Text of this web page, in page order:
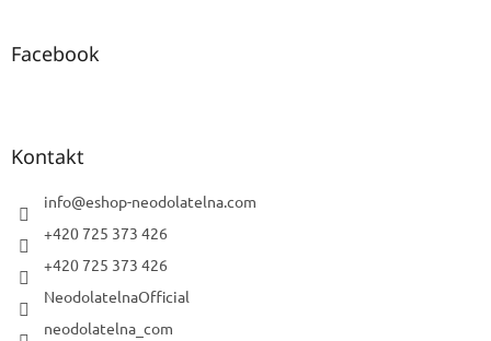
Facebook
Kontakt
info@eshop-neodolatelna.com
+420 725 373 426
+420 725 373 426
NeodolatelnaOfficial
neodolatelna_com